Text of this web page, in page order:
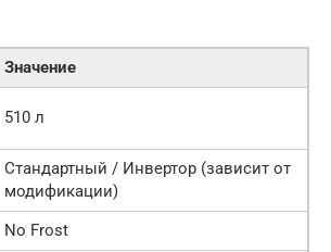
Значение
510 л
Стандартный / Инвертор (зависит от
модификации)
No Frost